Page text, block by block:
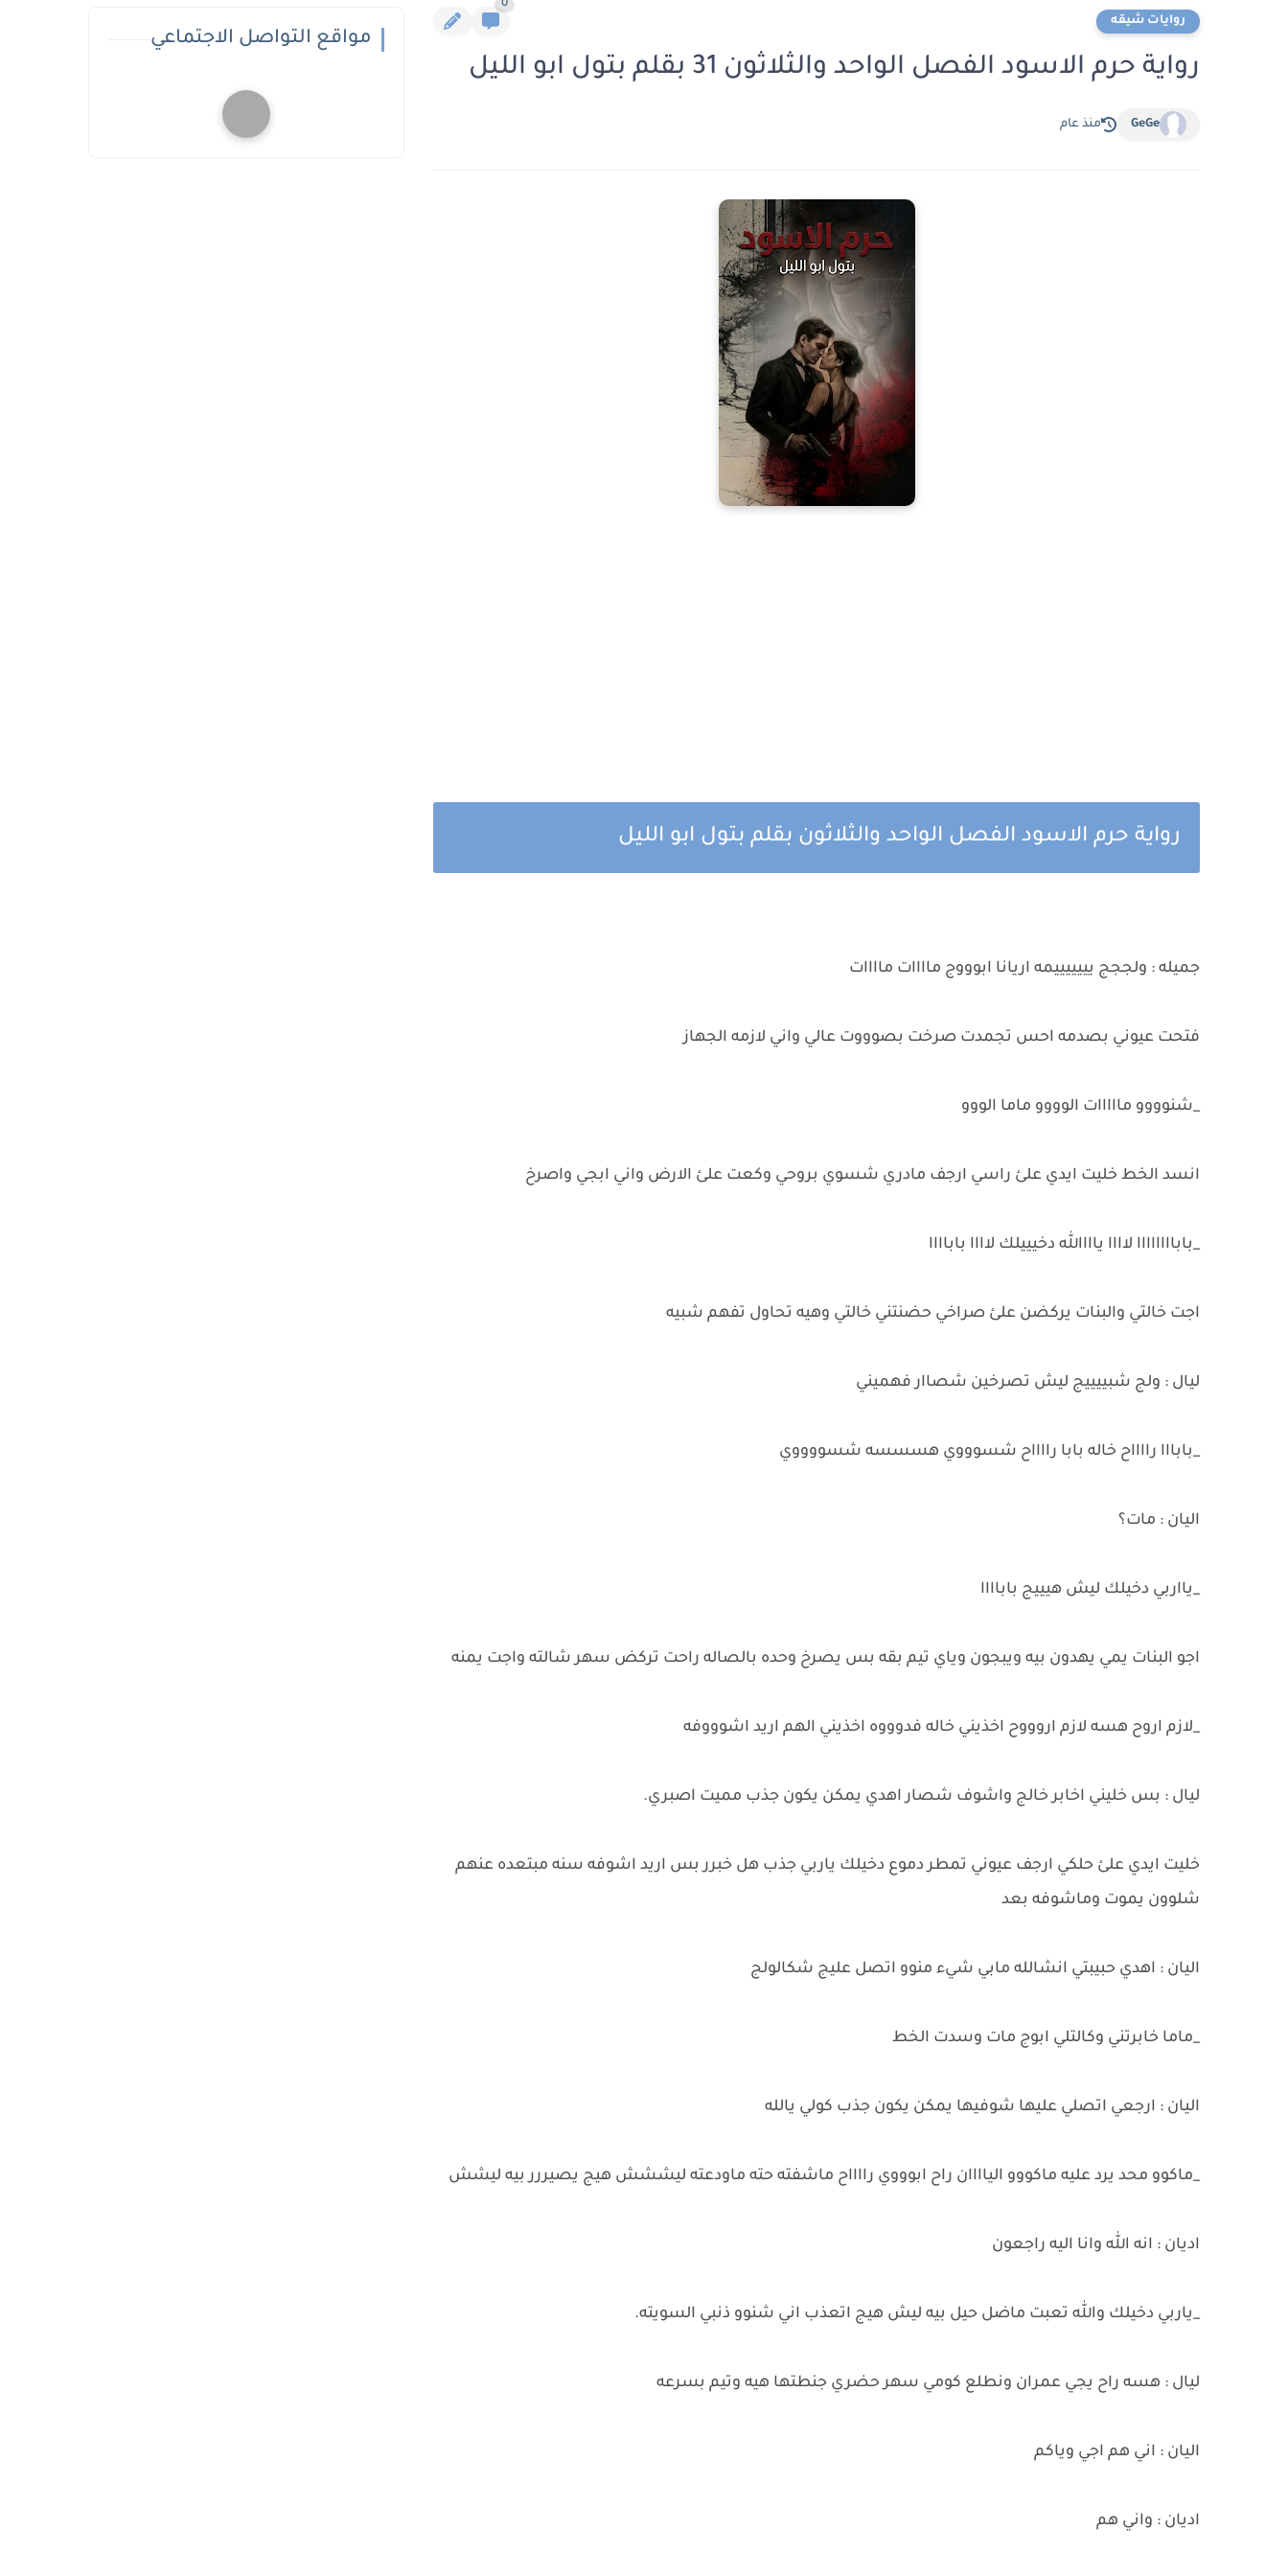
روايات شيقه
0
رواية حرم الاسود الفصل الواحد والثلاثون 31 بقلم بتول ابو الليل
GeGe منذ عام
رواية حرم الاسود الفصل الواحد والثلاثون بقلم بتول ابو الليل
جميله : ولججج يييييييمه اريانا ابوووج ماااات ماااات
فتحت عيوني بصدمه احس تجمدت صرخت بصوووت عالي واني لازمه الجهاز
_شنوووو مااااات الوووو ماما الووو
انسد الخط خليت ايدي علئ راسي ارجف مادري شسوي بروحي وكعت علئ الارض واني ابجي واصرخ
_باباااااااا لاااا ياااالله دخيييلك لاااا باباااا
اجت خالتي والبنات يركضن علئ صراخي حضنتني خالتي وهيه تحاول تفهم شبيه
ليال : ولج شبييييج ليش تصرخين شصاار فهميني
_بابااا رااااح خاله بابا رااااح شسوووي هسسسه شسووووي
اليان : مات؟
_يااربي دخيلك ليش هيييج باباااا
اجو البنات يمي يهدون بيه ويبجون وياي تيم بقه بس يصرخ وحده بالصاله راحت تركض سهر شالته واجت يمنه
_لازم اروح هسه لازم اروووح اخذيني خاله فدوووه اخذيني الهم اريد اشوووفه
ليال : بس خليني اخابر خالج واشوف شصار اهدي يمكن يكون جذب مميت اصبري.
خليت ايدي علئ حلكي ارجف عيوني تمطر دموع دخيلك ياربي جذب هل خبرر بس اريد اشوفه سنه مبتعده عنهم
شلوون يموت وماشوفه بعد
اليان : اهدي حبيبتي انشالله مابي شيء منوو اتصل عليج شكالولج
_ماما خابرتني وكالتلي ابوج مات وسدت الخط
اليان : ارجعي اتصلي عليها شوفيها يمكن يكون جذب كولي يالله
_ماكوو محد يرد عليه ماكووو الياااان راح ابوووي رااااح ماشفته حته ماودعته ليششش هيج يصيررر بيه ليشش
اديان : انه الله وانا اليه راجعون
_ياربي دخيلك والله تعبت ماضل حيل بيه ليش هيج اتعذب اني شنوو ذنبي السويته.
ليال : هسه راح يجي عمران ونطلع كومي سهر حضري جنطتها هيه وتيم بسرعه
اليان : اني هم اجي وياكم
اديان : واني هم
مواقع التواصل الاجتماعي